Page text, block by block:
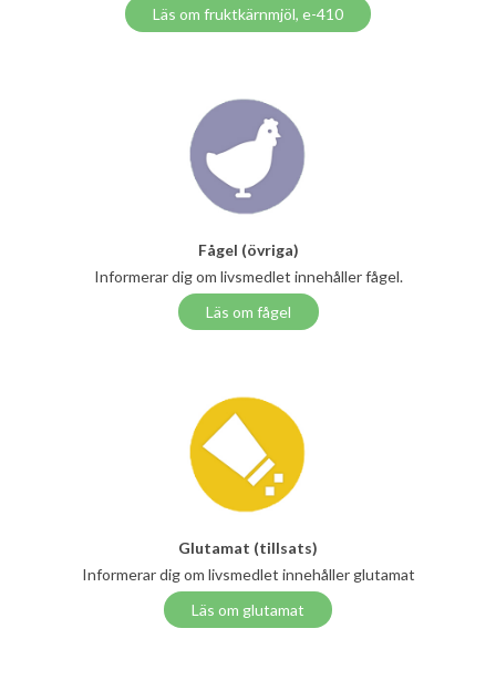
Läs om fruktkärnmjöl, e-410
Fågel (övriga)
Informerar dig om livsmedlet innehåller fågel.
Läs om fågel
Glutamat (tillsats)
Informerar dig om livsmedlet innehåller glutamat
Läs om glutamat